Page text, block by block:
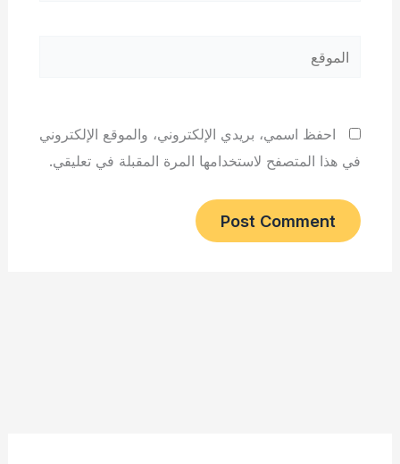
الموقع
احفظ اسمي، بريدي الإلكتروني، والموقع الإلكتروني
في هذا المتصفح لاستخدامها المرة المقبلة في تعليقي.